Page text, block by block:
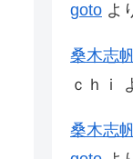
goto よ
桑木志
ｃｈｉ
桑木志